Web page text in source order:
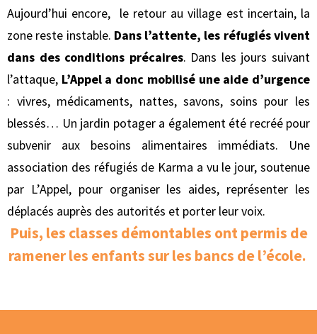
Aujourd’hui encore, le retour au village est incertain, la
zone reste instable. Dans l’attente, les réfugiés vivent
dans des conditions précaires. Dans les jours suivant
l’attaque, L’Appel a donc mobilisé une aide d’urgence
: vivres, médicaments, nattes, savons, soins pour les
blessés… Un jardin potager a également été recréé pour
subvenir aux besoins alimentaires immédiats. Une
association des réfugiés de Karma a vu le jour, soutenue
par L’Appel, pour organiser les aides, représenter les
déplacés auprès des autorités et porter leur voix.
Puis, les classes démontables ont permis de
ramener les enfants sur les bancs de l’école.